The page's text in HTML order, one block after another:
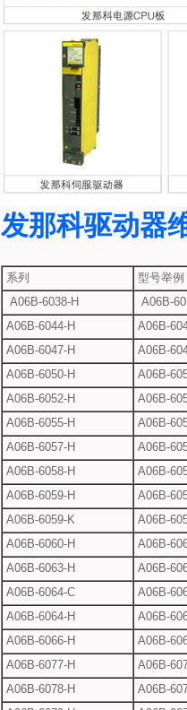
发那科驱动器
系列
型号举例
A06B-6038-H
A06B-
A06B-6044-H
A06B-
A06B-6047-H
A06B-
A06B-6050-H
A06B-
A06B-6052-H
A06B-
A06B-6055-H
A06B-
A06B-6057-H
A06B-
A06B-6058-H
A06B-
A06B-6059-H
A06B-
A06B-6059-K
A06B-
A06B-6060-H
A06B-
A06B-6063-H
A06B-
A06B-6064-C
A06B-
A06B-6064-H
A06B-
A06B-6066-H
A06B-
A06B-6077-H
A06B-
A06B-6078-H
A06B-